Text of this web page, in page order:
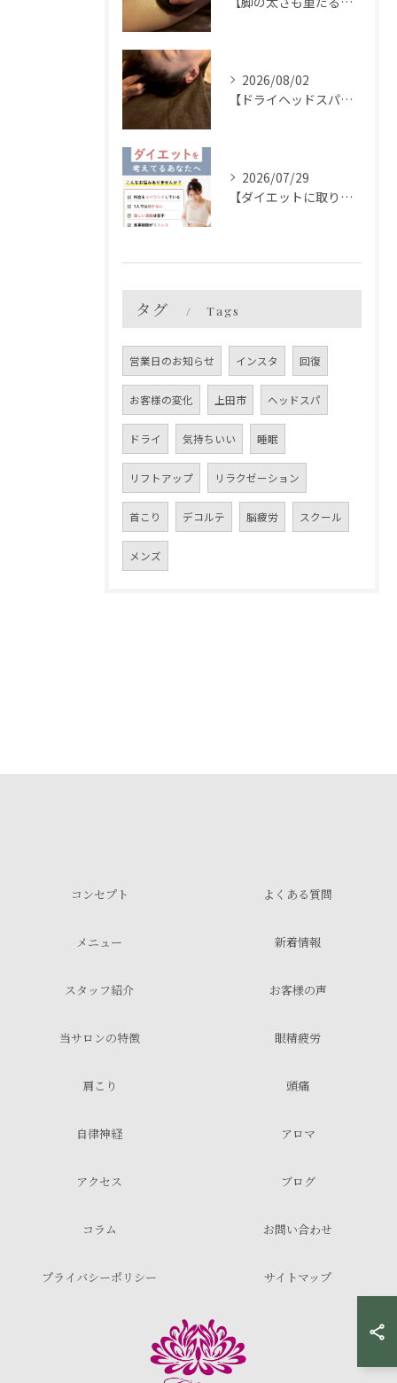
2026/08/02
【ドライヘッドスパとは】
2026/07/29
【ダイエットに取り組んでみませんか？】
タグ Tags
営業日のお知らせ インスタ 回復
お客様の変化 上田市 ヘッドスパ
ドライ 気持ちいい 睡眠
リフトアップ リラクゼーション
首こり デコルテ 脳疲労 スクール
メンズ
コンセプト よくある質問
メニュー 新着情報
スタッフ紹介 お客様の声
当サロンの特徴 眼精疲労
肩こり 頭痛
自律神経 アロマ
アクセス ブログ
コラム お問い合わせ
プライバシーポリシー サイトマップ